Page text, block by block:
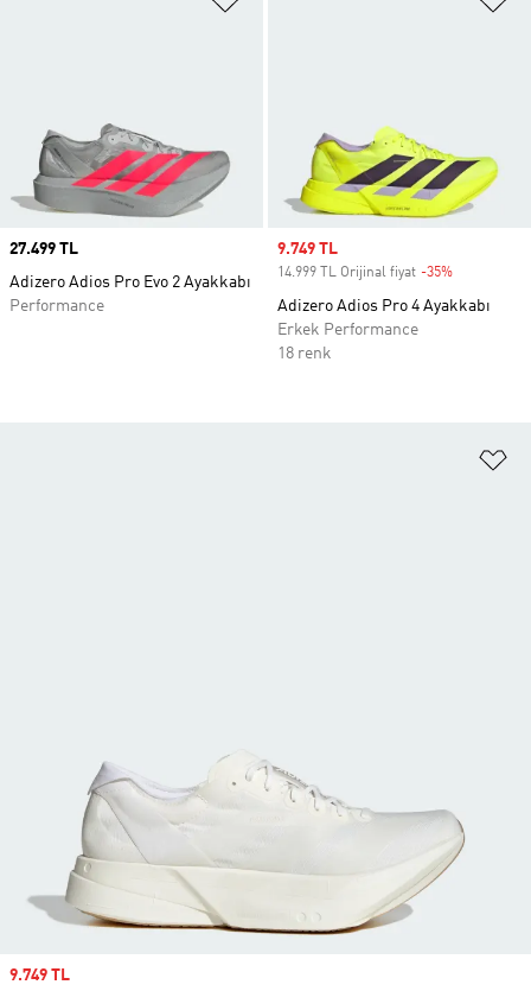
Price
27.499 TL
Adizero Adios Pro Evo 2 Ayakkabı
Performance
Sale price
9.749 TL
14.999 TL Orijinal fiyat -35%
Adizero Adios Pro 4 Ayakkabı
Erkek Performance
18 renk
Sale price
9.749 TL